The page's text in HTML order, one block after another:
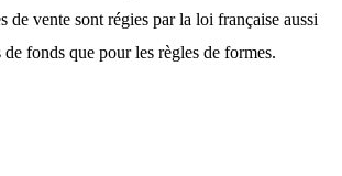
de vente sont régies par la loi française aussi
fonds que pour les règles de formes.